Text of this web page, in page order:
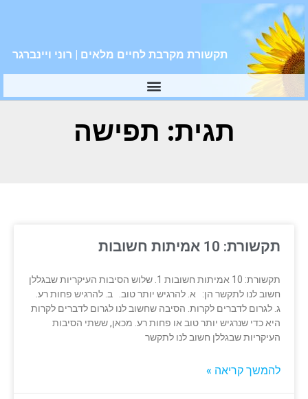
תקשורת מקרבת לחיים מלאים | רוני ויינברגר
תגית: תפישה
תקשורת: 10 אמיתות חשובות
תקשורת: 10 אמיתות חשובות 1. שלוש הסיבות העיקריות שבגללן
חשוב לנו לתקשר הן: א. להרגיש יותר טוב. ב. להרגיש פחות רע.
ג. לגרום לדברים לקרות. הסיבה שחשוב לנו לגרום לדברים לקרות
היא כדי שנרגיש יותר טוב או פחות רע. מכאן, ששתי הסיבות
העיקריות שבגללן חשוב לנו לתקשר
להמשך קריאה »